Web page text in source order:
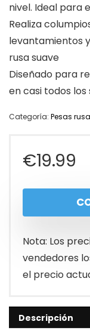
nivel. Ideal para
Realiza
levantamientos
rusa suave
Diseñado para
en casi todos
Categoría: Pesas
€19.99
Nota: Los
vendedores
el precio
Descripción